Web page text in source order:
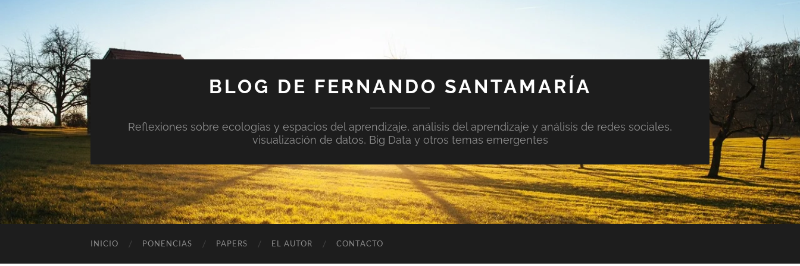
BLOG DE FERNANDO SANTAMARÍA
Reflexiones sobre ecologías y espacios del aprendizaje, análisis del aprendizaje y análisis de redes sociales,
visualización de datos, Big Data y otros temas emergentes
INICIO PONENCIAS PAPERS EL AUTOR CONTACTO